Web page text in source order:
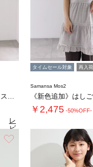
レ
ビ
ュ
ー
タイムセール対象 再入荷
Samansa Mos2
￥2,475 -50%OFF-
4.9